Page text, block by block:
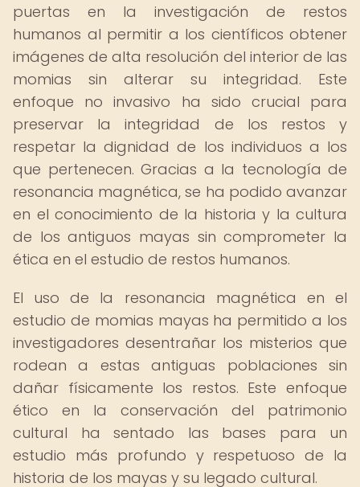
puertas en la investigación de restos
humanos al permitir a los científicos obtener
imágenes de alta resolución del interior de las
momias sin alterar su integridad. Este
enfoque no invasivo ha sido crucial para
preservar la integridad de los restos y
respetar la dignidad de los individuos a los
que pertenecen. Gracias a la tecnología de
resonancia magnética, se ha podido avanzar
en el conocimiento de la historia y la cultura
de los antiguos mayas sin comprometer la
ética en el estudio de restos humanos.
El uso de la resonancia magnética en el
estudio de momias mayas ha permitido a los
investigadores desentrañar los misterios que
rodean a estas antiguas poblaciones sin
dañar físicamente los restos. Este enfoque
ético en la conservación del patrimonio
cultural ha sentado las bases para un
estudio más profundo y respetuoso de la
historia de los mayas y su legado cultural.